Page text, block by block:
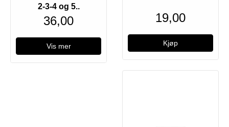
2-3-4 og 5..
36,00
Vis mer
19,00